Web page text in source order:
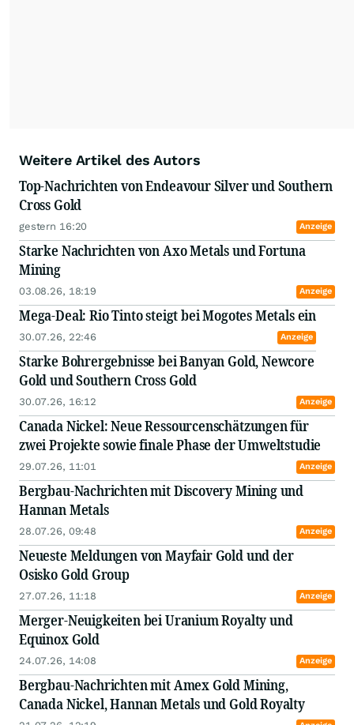
Weitere Artikel des Autors
Top-Nachrichten von Endeavour Silver und Southern
Cross Gold
gestern 16:20 Anzeige
Starke Nachrichten von Axo Metals und Fortuna
Mining
03.08.26, 18:19 Anzeige
Mega-Deal: Rio Tinto steigt bei Mogotes Metals ein
30.07.26, 22:46 Anzeige
Starke Bohrergebnisse bei Banyan Gold, Newcore
Gold und Southern Cross Gold
30.07.26, 16:12 Anzeige
Canada Nickel: Neue Ressourcenschätzungen für
zwei Projekte sowie finale Phase der Umweltstudie
29.07.26, 11:01 Anzeige
Bergbau-Nachrichten mit Discovery Mining und
Hannan Metals
28.07.26, 09:48 Anzeige
Neueste Meldungen von Mayfair Gold und der
Osisko Gold Group
27.07.26, 11:18 Anzeige
Merger-Neuigkeiten bei Uranium Royalty und
Equinox Gold
24.07.26, 14:08 Anzeige
Bergbau-Nachrichten mit Amex Gold Mining,
Canada Nickel, Hannan Metals und Gold Royalty